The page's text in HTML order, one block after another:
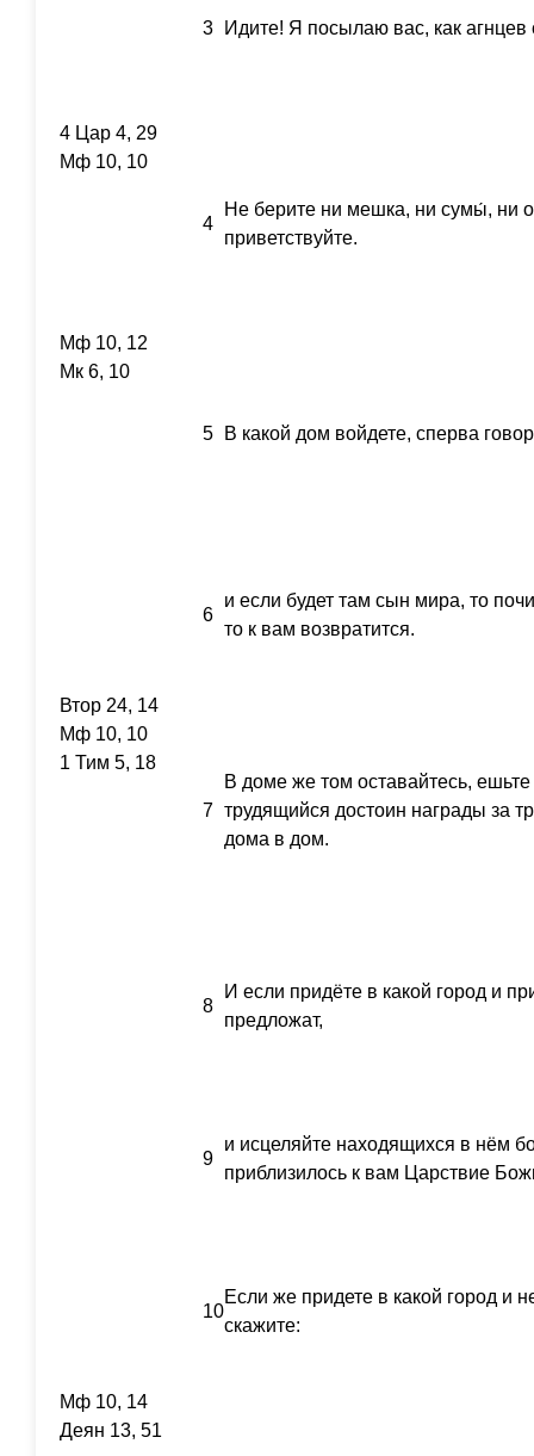
3 Идите! Я посылаю вас, как агнцев
4 Цар 4, 29
Мф 10, 10
4
Не берите ни мешка, ни сумы́, ни
приветствуйте.
Мф 10, 12
Мк 6, 10
5 В какой дом войдете, сперва
6
и если будет там сын мира, то
то к вам возвратится.
Втор 24, 14
Мф 10, 10
1 Тим 5, 18
7
В доме же том оставайтесь, ешьте
трудящийся достоин награды за
дома в дом.
8
И если придёте в какой город и
предложат,
9
и исцеляйте находящихся в нём
приблизилось к вам Царствие
10
Если же придете в какой город и
скажите:
Мф 10, 14
Деян 13, 51